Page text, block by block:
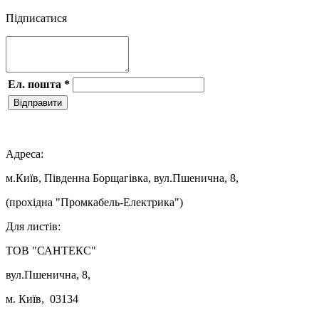
Підписатися
Ел. пошта *
Відправити
Адреса:
м.Київ, Південна Борщагівка, вул.Пшенична, 8,
(прохідна "Промкабель-Електрика")
Для листів:
ТОВ "САНТЕКС"
вул.Пшенична, 8,
м. Київ, 03134